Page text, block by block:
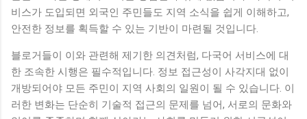
비스가 도입되면 외국인 주민들도 지역 소식을 쉽게 이해하고,
안전한 정보를 획득할 수 있는 기반이 마련될 것입니다.
블로거들이 이와 관련해 제기한 의견처럼, 다국어 서비스에 대
한 조속한 시행은 필수적입니다. 정보 접근성이 사각지대 없이
개방되어야 모든 주민이 지역 사회의 일원이 될 수 있습니다. 이
러한 변화는 단순히 기술적 접근의 문제를 넘어, 서로의 문화와